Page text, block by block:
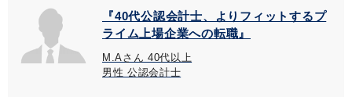
『40代公認会計士、よりフィットするプ
ライム上場企業への転職』
M.Aさん 40代以上
男性 公認会計士